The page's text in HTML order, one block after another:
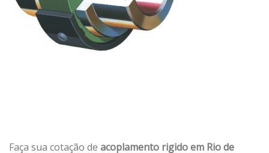
Faça sua cotação de acoplamento rigido em Rio de